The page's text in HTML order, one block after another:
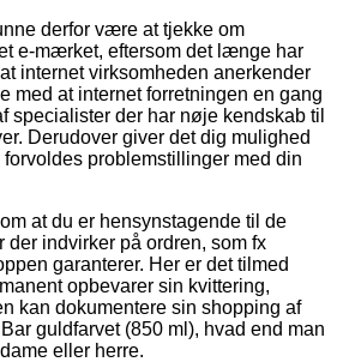
derfor være at tjekke om
e-mærket, eftersom det længe har
internet virksomheden anerkender
med at internet forretningen en gang
specialister der har nøje kendskab til
Derudover giver det dig mulighed
forvoldes problemstillinger med din
at du er hensynstagende til de
indvirker på ordren, som fx
garanterer. Her er det tilmed
opbevarer sin kvittering,
kan dokumentere sin shopping af
guldfarvet (850 ml), hvad end man
eller herre.